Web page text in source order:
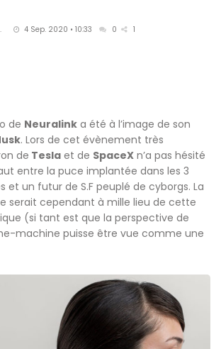
4 Sep. 2020 • 10:33 0 1
de Neuralink a été à l’image de son
. Lors de cet évènement très
de Tesla et de SpaceX n’a pas hésité
entre la puce implantée dans les 3
un futur de S.F peuplé de cyborgs. La
serait cependant à mille lieu de cette
(si tant est que la perspective de
machine puisse être vue comme une